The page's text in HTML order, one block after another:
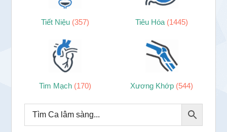
Tiết Niệu (357) Tiêu Hóa (1445)
Tim Mạch (170) Xương Khớp (544)